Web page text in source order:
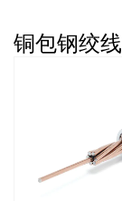
铜包钢绞线